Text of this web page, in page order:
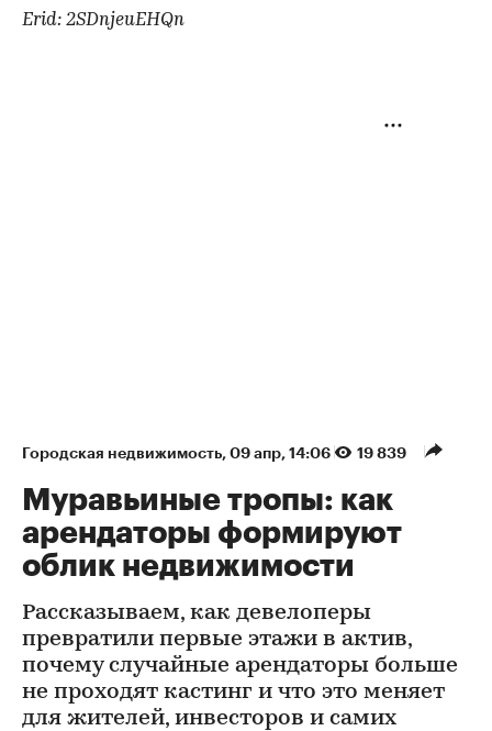
Erid: 2SDnjeuEHQn
Городская недвижимость 09 апр, 14:06 19 839
Муравьиные тропы: как
арендаторы формируют
облик недвижимости
Рассказываем, как девелоперы
превратили первые этажи в актив,
почему случайные арендаторы больше
не проходят кастинг и что это меняет
для жителей, инвесторов и самих